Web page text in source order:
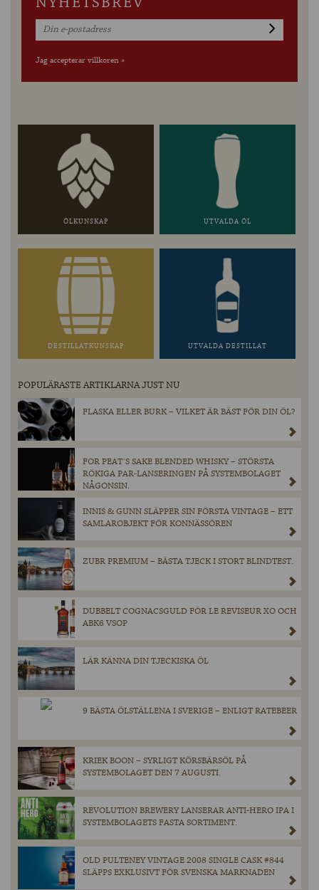
Jag accepterar villkoren »
ÖLKUNSKAP UTVALDA ÖL
DESTILLATKUNSKAP UTVALDA DESTILLAT
POPULÄRASTE ARTIKLARNA JUST NU
FLASKA ELLER BURK – VILKET ÄR BÄST FÖR DIN ÖL?
FOR PEAT´S SAKE BLENDED WHISKY – STÖRSTA
RÖKIGA PAR-LANSERINGEN PÅ SYSTEMBOLAGET
NÅGONSIN.
INNIS & GUNN SLÄPPER SIN FÖRSTA VINTAGE – ETT
SAMLAROBJEKT FÖR KONNÄSSÖREN
ZUBR PREMIUM – BÄSTA TJECK I STORT BLINDTEST.
DUBBELT COGNACSGULD FÖR LE REVISEUR XO OCH
ABK6 VSOP
LÄR KÄNNA DIN TJECKISKA ÖL
9 BÄSTA ÖLSTÄLLENA I SVERIGE – ENLIGT RATEBEER
KRIEK BOON – SYRLIGT KÖRSBÄRSÖL PÅ
SYSTEMBOLAGET DEN 7 AUGUSTI.
REVOLUTION BREWERY LANSERAR ANTI-HERO IPA I
SYSTEMBOLAGETS FASTA SORTIMENT.
OLD PULTENEY VINTAGE 2008 SINGLE CASK #844
SLÄPPS EXKLUSIVT FÖR SVENSKA MARKNADEN